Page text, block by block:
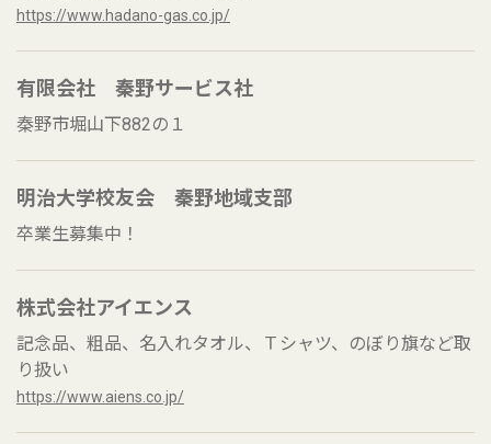
https://www.hadano-gas.co.jp/
有限会社 秦野サービス社
秦野市堀山下882の１
明治大学校友会 秦野地域支部
卒業生募集中！
株式会社アイエンス
記念品、粗品、名入れタオル、Ｔシャツ、のぼり旗など取
り扱い
https://www.aiens.co.jp/